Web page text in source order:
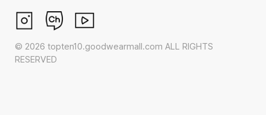
© 2026 topten10.goodwearmall.com ALL RIGHTS
RESERVED